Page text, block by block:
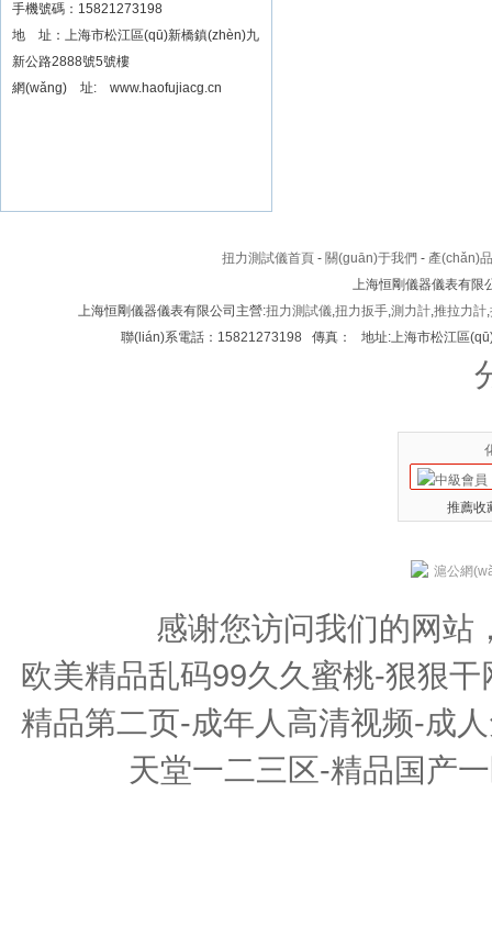
數(shù)據(jù)可顯示品牌
手機號碼：15821273198
地 址：上海市松江區(qū)新橋鎮(zhèn)九
新公路2888號5號樓
網(wǎng) 址: www.haofujiacg.cn
扭力測試儀首頁- 關(guān)于我們 - 產(chǎn)
上海恒剛儀器儀表有
上海恒剛儀器儀表有限公司主營:扭力測試儀,扭力扳手,測力計,推拉力計,
聯(lián)系電話：15821273198 傳真： 地址:上海市松江區
推薦收
滬公網
感谢您访问我们的网站
欧美精品乱码99久久蜜桃-狠狠
精品第二页-成年人高清视频-成
天堂一二三区-精品国产